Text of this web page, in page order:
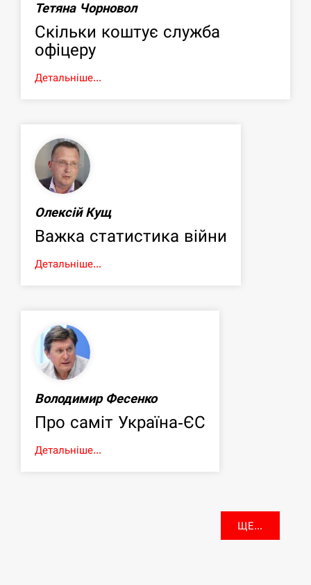
Тетяна Чорновол
Скільки коштує служба
офіцеру
Детальніше...
Олексій Кущ
Важка статистика війни
Детальніше...
Володимир Фесенко
Про саміт Україна-ЄС
Детальніше...
ЩЕ...